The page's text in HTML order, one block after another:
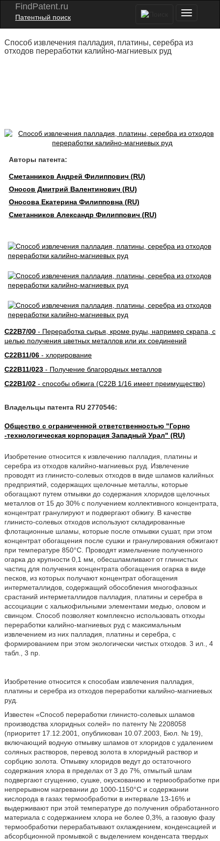
FindPatent.ru
Патентный поиск
Способ извлечения палладия, платины, серебра из
отходов переработки калийно-магниевых руд
Авторы патента:
Сметанников Андрей Филиппович (RU)
Оносов Дмитрий Валентинович (RU)
Оносова Екатерина Филипповна (RU)
Сметанников Александр Филиппович (RU)
C22B7/00- Переработка сырья, кроме руды, например скрапа, с
целью получения цветных металлов или их соединений
C22B11/06- хлорирование
C22B11/023- Получение благородных металлов
C22B1/02- способы обжига (C22B 1/16 имеет преимущество)
Владельцы патента RU 2770546:
Общество с ограниченной ответственностью "Горно
-технологическая корпорация Западный Урал" (RU)
Изобретение относится к извлечению палладия, платины и
серебра из отходов калийно-магниевых руд. Извлечение
проводят из глинисто-солевых отходов в виде шламов калийных
предприятий, содержащих щелочные металлы, которые
обогащают путем отмывки до содержания хлоридов щелочных
металлов от 15 до 30% с получением коллективного концентрата,
концентрат гранулируют и подвергают обжигу. В качестве
глинисто-солевых отходов используют складированные
флотационные шламы, которые после отмывки сушат, при этом
концентрат обогащения после сушки и гранулирования обжигают
при температуре 850°С. Проводят измельчение полученного
огарка до крупности 0,1 мм, обесшламливают от глинистых
частиц для получения концентрата обогащения огарка в виде
песков, из которых получают концентрат обогащения
интерметаллидов, содержащий обособления многофазных
срастаний интерметаллидов палладия, платины и серебра в
ассоциации с халькофильными элементами медью, оловом и
свинцом. Способ позволяет комплексно использовать отходы
переработки калийно-магниевых руд с максимальным
извлечением из них палладия, платины и серебра, с
формированием при этом экологически чистых отходов. 3 ил., 4
табл., 3 пр.
Изобретение относится к способам извлечения палладия,
платины и серебра из отходов переработки калийно-магниевых
руд.
Известен «Способ переработки глинисто-солевых шламов
производства хлоридных солей» по патенту № 2208058
(приоритет 17.12.2001, опубликован 10.07.2003, Бюл. № 19),
включающий водную отмывку шламов от хлоридов с удалением
соляных растворов, перевод золота в хлоридный раствор и
сорбцию золота. Отмывку хлоридов ведут до остаточного
содержания хлора в пределах от 3 до 7%, отмытый шлам
подвергают сгущению, сушке, окускованию и термообработке при
непрерывном нагревании до 1000-1150°С и содержании
кислорода в газах термообработки в интервале 13-16% и
выдерживают при этой температуре до получения обработанного
материала с содержанием хлора не более 0,3%, а газовую фазу
термообработки перерабатывают охлаждением, конденсацией и
абсорбционной промывкой с выделением конденсата твердых